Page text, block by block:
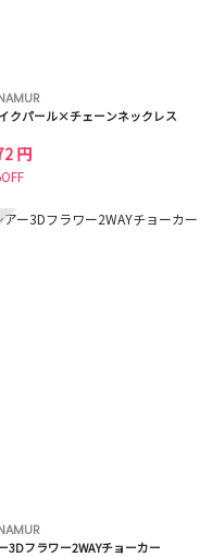
クパール×チェーンネックレス
円
3Dフラワー2WAYチョーカー